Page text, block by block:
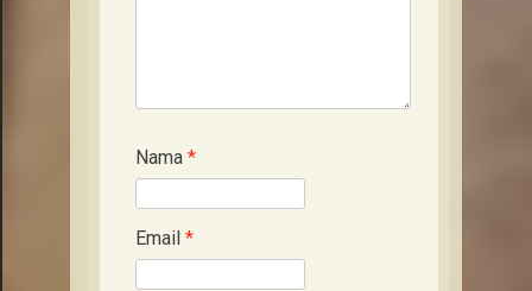
Nama *
Email *